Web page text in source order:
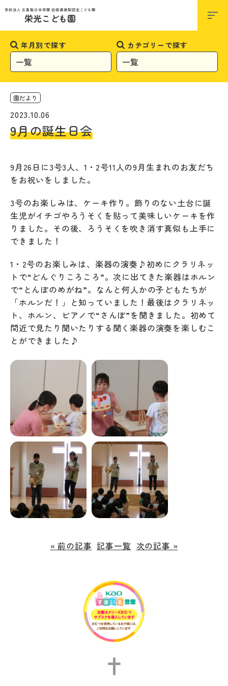
学校法人 広島聖公会学園 幼保連携型認定こども園
栄光こども園 お知らせ
年月別で探す カテゴリーで探す
園だより
2023.10.06
9月の誕生日会
9月26日に3号3人、1・2号11人の9月生まれのお友だち
をお祝いをしました。
3号のお楽しみは、ケーキ作り。飾りのない土台に誕
生児がイチゴやろうそくを貼って美味しいケーキを作
りました。その後、ろうそくを吹き消す真似も上手に
できました！
1・2号のお楽しみは、楽器の演奏♪初めにクラリネッ
トで“どんぐりころころ”。次に出てきた楽器はホルン
で“とんぼのめがね”。なんと何人かの子どもたちが
「ホルンだ！」と知っていました！最後はクラリネッ
ト、ホルン、ピアノで“さんぽ”を聞きました。初めて
間近で見たり聞いたりする聞く楽器の演奏を楽しむこ
とができました♪
« 前の記事 記事一覧 次の記事 »